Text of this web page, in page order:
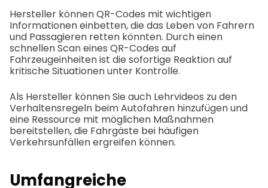
Hersteller können QR-Codes mit wichtigen
Informationen einbetten, die das Leben von Fahrern
und Passagieren retten könnten. Durch einen
schnellen Scan eines QR-Codes auf
Fahrzeugeinheiten ist die sofortige Reaktion auf
kritische Situationen unter Kontrolle.
Als Hersteller können Sie auch Lehrvideos zu den
Verhaltensregeln beim Autofahren hinzufügen und
eine Ressource mit möglichen Maßnahmen
bereitstellen, die Fahrgäste bei häufigen
Verkehrsunfällen ergreifen können.
Umfangreiche